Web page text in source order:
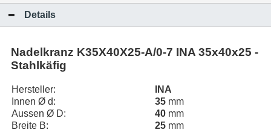
Details
Nadelkranz K35X40X25-A/0-7 INA 35x40x25 -
Stahlkäfig
Hersteller:
INA
Innen Ø d:
35 mm
Aussen Ø D:
40 mm
Breite B:
25 mm